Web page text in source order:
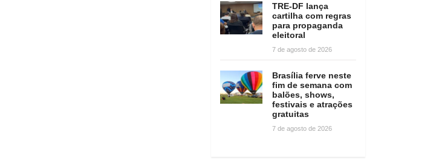
TRE-DF lança
cartilha com regras
para propaganda
eleitoral
7 de agosto de 2026
Brasília ferve neste
fim de semana com
balões, shows,
festivais e atrações
gratuitas
7 de agosto de 2026